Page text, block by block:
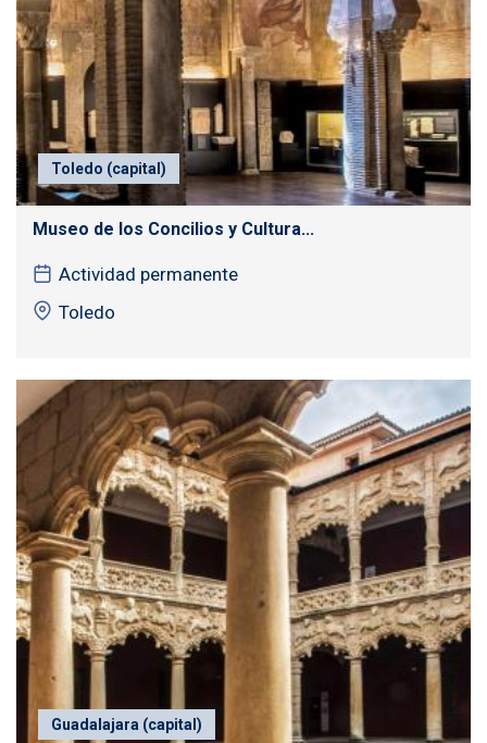
Toledo (capital)
Museo de los Concilios y Cultura...
Actividad permanente
Toledo
Guadalajara (capital)